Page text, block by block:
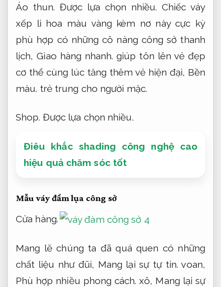
Áo thun. Được lựa chọn nhiều. Chiếc váy
xếp li hoa màu vàng kèm nơ này cực kỳ
phù hợp có những cô nàng công sở thanh
lịch,Giao hàng nhanh. giúp tôn lên vẻ đẹp
cơ thể cùng lúc tăng thêm vẻ hiện đại, Bền
màu. trẻ trung cho người mặc.
Shop. Được lựa chọn nhiều.
Điêu khắc shading công nghệ cao
hiệu quả chăm sóc tốt
Mẫu váy đầm lụa công sở
Cửa hàng.
Mang lẽ chúng ta đã quá quen có những
chất liệu như đũi, Mang lại sự tự tin. voan,
Phù hợp nhiều phong cách. xô, Mang lại sự